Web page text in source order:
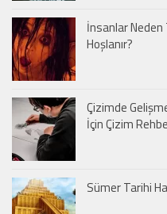
İnsanlar
Hoşlanır?
Çizimde
İçin Çizim
Sümer Tarihi